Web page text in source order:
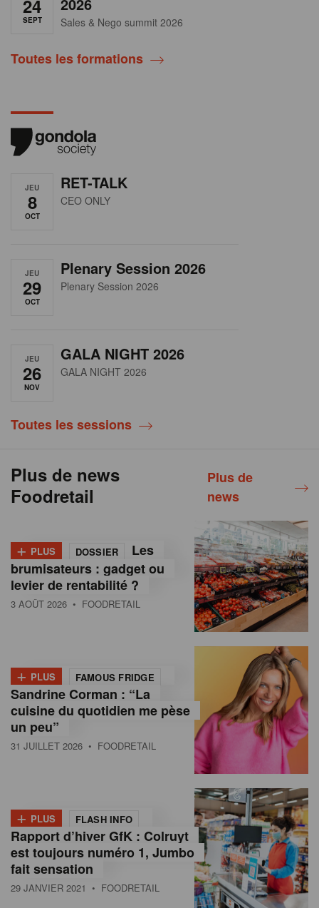
24
SEPT Sales & Nego summit 2026
Toutes les formations
JEU
8
OCT
RET-TALK
CEO ONLY
JEU
29
OCT
Plenary Session 2026
Plenary Session 2026
JEU
26
NOV
GALA NIGHT 2026
GALA NIGHT 2026
Toutes les sessions
Plus de news
Foodretail
Plus de
news
+ PLUS DOSSIER
Les
brumisateurs : gadget ou
levier de rentabilité ?
3 AOÛT 2026 • FOODRETAIL
+ PLUS FAMOUS FRIDGE
Sandrine Corman : “La
cuisine du quotidien me pèse
un peu”
31 JUILLET 2026 • FOODRETAIL
+ PLUS FLASH INFO
Rapport d’hiver GfK : Colruyt
est toujours numéro 1, Jumbo
fait sensation
29 JANVIER 2021 • FOODRETAIL